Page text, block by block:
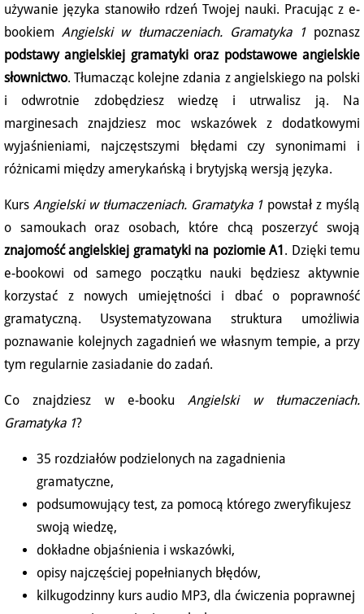
używanie języka stanowiło rdzeń Twojej nauki. Pracując z e-
bookiemAngielski w tłumaczeniach. Gramatyka 1poznasz
podstawy angielskiej gramatyki oraz podstawowe angielskie
słownictwo. Tłumacząc kolejne zdania z angielskiego na polski
i odwrotnie zdobędziesz wiedzę i utrwalisz ją. Na
marginesach znajdziesz moc wskazówek z dodatkowymi
wyjaśnieniami, najczęstszymi błędami czy synonimami i
różnicami między amerykańską i brytyjską wersją języka.
Kurs Angielski w tłumaczeniach. Gramatyka 1 powstał z myślą
o samoukach oraz osobach, które chcą poszerzyć swoją
znajomość angielskiej gramatyki na poziomie A1 . Dzięki temu
e-bookowi od samego początku nauki będziesz aktywnie
korzystać z nowych umiejętności i dbać o poprawność
gramatyczną. Usystematyzowana struktura umożliwia
poznawanie kolejnych zagadnień we własnym tempie, a przy
tym regularnie zasiadanie do zadań.
Co znajdziesz w e-bookuAngielski w tłumaczeniach.
Gramatyka 1?
35 rozdziałów podzielonych na zagadnienia
gramatyczne,
podsumowujący test, za pomocą którego zweryfikujesz
swoją wiedzę,
dokładne objaśnienia i wskazówki,
opisy najczęściej popełnianych błędów,
kilkugodzinny kurs audio MP3, dla ćwiczenia poprawnej